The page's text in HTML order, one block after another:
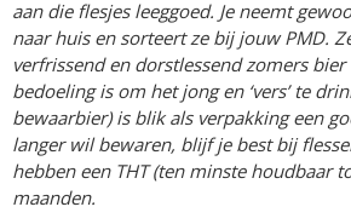
aan die flesjes leeggoed. Je neemt
naar huis en sorteert ze bij jouw PMD.
verfrissend en dorstlessend zomers
bedoeling is om het jong en ‘vers’ te
bewaarbier) is blik als verpakking een
langer wil bewaren, blijf je best bij
hebben een THT (ten minste houdbaar
maanden.